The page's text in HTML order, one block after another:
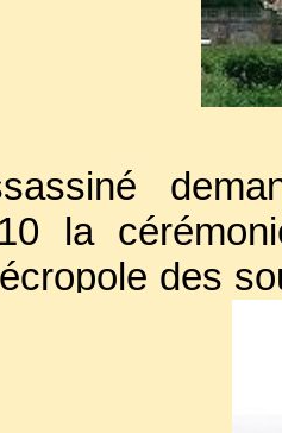
la
des